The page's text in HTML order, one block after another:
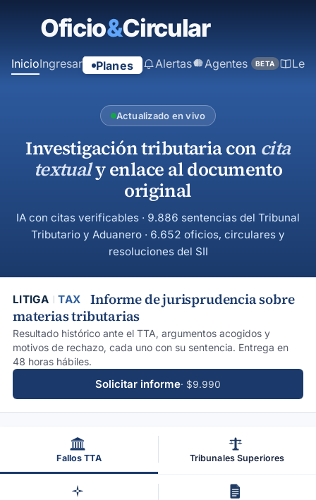
principal
InicioIngresar Planes Alertas Agentes BETA
Actualizado en vivo
Investigación tributaria con cita
textualy enlace al documento
original
IA con citas verificables · 9.886 sentencias del Tribunal
Tributario y Aduanero · 6.652 oficios, circulares y
resoluciones del SII
LITIGA TAX
Informe de jurisprudencia sobre
materias tributarias
Resultado histórico ante el TTA, argumentos acogidos y
motivos de rechazo, cada uno con su sentencia. Entrega en
48 horas hábiles.
Solicitar informe· $9.990
Fallos TTA Tribunales Superiores